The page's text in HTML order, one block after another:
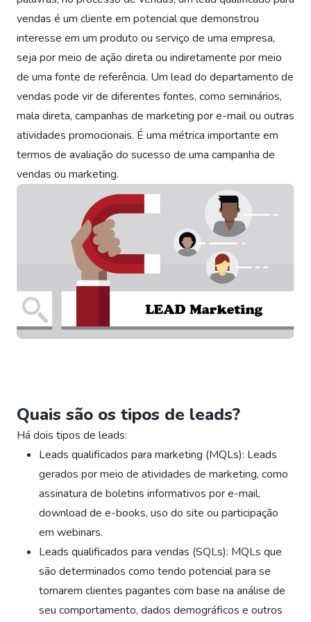
vendas é um cliente em potencial que demonstrou
interesse em um produto ou serviço de uma empresa,
seja por meio de ação direta ou indiretamente por meio
de uma fonte de referência. Um lead do departamento de
vendas pode vir de diferentes fontes, como seminários,
mala direta, campanhas de marketing por e-mail ou outras
atividades promocionais. É uma métrica importante em
termos de avaliação do sucesso de uma campanha de
vendas ou marketing.
Quais são os tipos de leads?
Há dois tipos de leads:
Leads qualificados para marketing (MQLs): Leads
gerados por meio de atividades de marketing, como
assinatura de boletins informativos por e-mail,
download de e-books, uso do site ou participação
em webinars.
Leads qualificados para vendas (SQLs): MQLs que
são determinados como tendo potencial para se
tornarem clientes pagantes com base na análise de
seu comportamento, dados demográficos e outros